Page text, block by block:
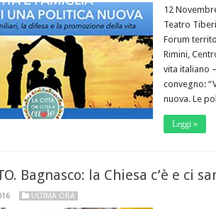
12
Teatro
Forum
Rimini,
vita italiano
convegno:
nuova. Le
Leggi »
Bagnasco: la Chiesa c’è e ci
ULTIMA ORA